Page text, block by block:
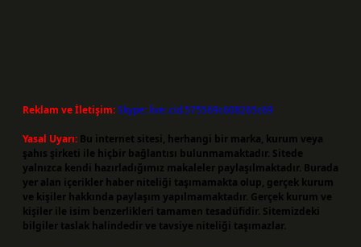
Reklam ve İletişim:Skype: live:.cid.575569c608265c69
Yasal Uyarı: Bu internet sitesi, herhangi bir marka, kurum veya
şahıs şirketi ile hiçbir bağlantısı bulunmamaktadır. Sitede
yalnızca kendi hazırladığımız makaleler paylaşılmaktadır. Burada
yer alan içerikler haber niteliği taşımamakta olup, gerçek kurum
ve kişiler hakkında paylaşım yapılmamaktadır. Gerçek kurum ve
kişiler ile isim benzerlikleri tamamen tesadüfidir. Sitemizdeki
bilgiler taslak halindedir ve tavsiye niteliği taşımazlar.